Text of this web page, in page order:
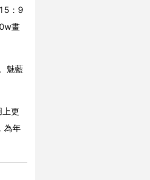
：9
畫
魅藍
上更
為年